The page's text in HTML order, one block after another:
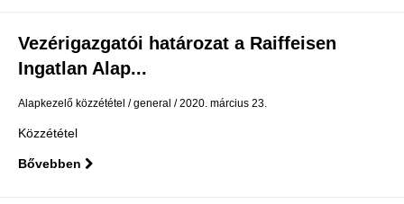
Vezérigazgatói határozat a Raiffeisen
Ingatlan Alap...
Alapkezelő közzététel general 2020. március 23.
Közzététel
Bővebben